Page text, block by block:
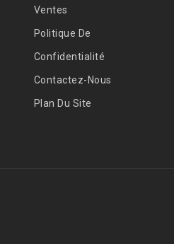
Ventes
Politique De
Confidentialité
Contactez-Nous
Plan Du Site